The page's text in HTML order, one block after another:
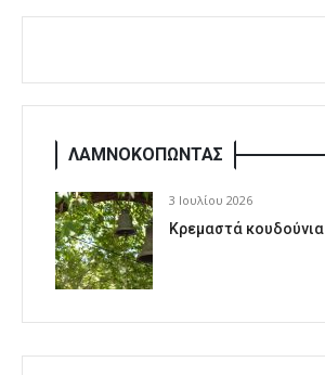
ΛΑΜΝΟΚΟΠΩΝΤΑΣ
3 Ιουλίου 2026
Κρεμαστά κουδούνια